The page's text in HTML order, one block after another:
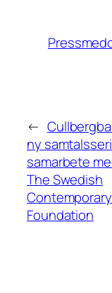
←
ny
samarbete
The Swedish
Foundation